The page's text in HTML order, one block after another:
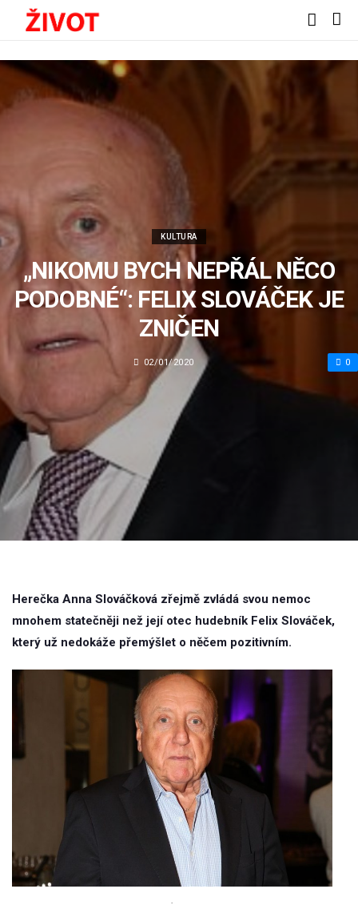
KULTURA
„NIKOMU BYCH NEPŘÁL NĚCO
PODOBNÉ“: FELIX SLOVÁČEK JE
ZNІČЕN
02/01/2020 0
Herečka Anna Slováčková zřejmě zvládá svou nemoc
mnohem statečněji než její otec hudebník Felix Slováček,
který už nedokáže přemýšlet o něčem pozitivním.
.